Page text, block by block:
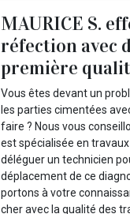
MAURICE S.
réfection avec
première
Vous êtes devant un
les parties cimentées
faire ? Nous vous
est spécialisée en
déléguer un technicien
déplacement de ce
portons à votre
cher avec la qualité des